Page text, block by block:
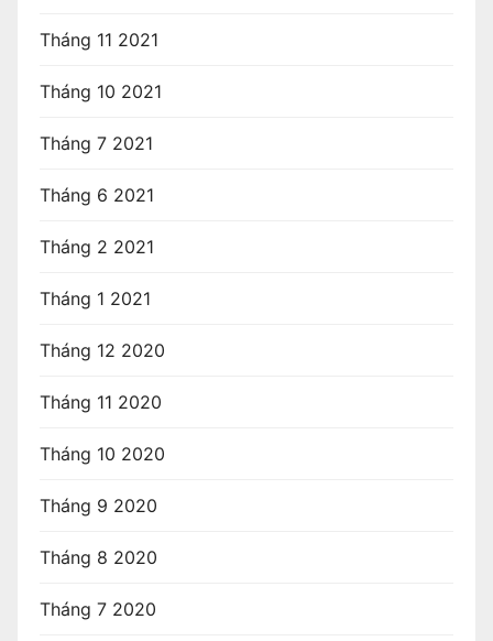
Tháng 11 2021
Tháng 10 2021
Tháng 7 2021
Tháng 6 2021
Tháng 2 2021
Tháng 1 2021
Tháng 12 2020
Tháng 11 2020
Tháng 10 2020
Tháng 9 2020
Tháng 8 2020
Tháng 7 2020